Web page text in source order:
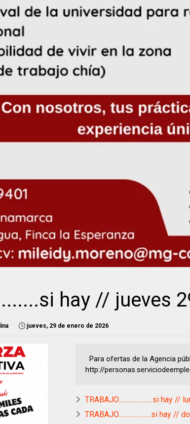
hay // jueves
jueves, 29 de enero de 2026
Para ofertas de la Agencia
http://
TRABAJO.......................si hay
TRABAJO......................si hay